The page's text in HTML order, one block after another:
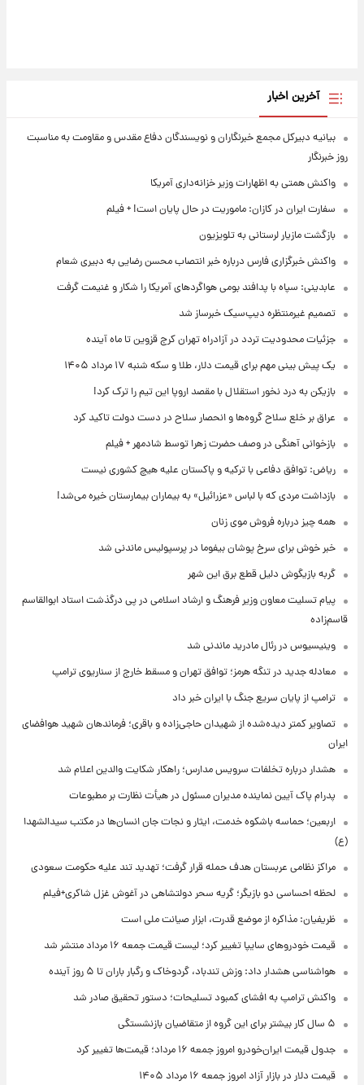
آخرین اخبار
بیانیه دبیرکل مجمع خبرنگاران و نویسندگان دفاع مقدس و مقاومت به مناسبت
روز خبرنگار
واکنش همتی به اظهارات وزیر خزانه‌داری آمریکا
سفارت ایران در کازان: ماموریت در حال پایان است! + فیلم
بازگشت مازیار لرستانی به تلویزیون
واکنش خبرگزاری فارس درباره خبر انتصاب محسن رضایی به دبیری شعام
عابدینی: سپاه با پدافند بومی هواگردهای آمریکا را شکار و غنیمت گرفت
تصمیم غیرمنتظره دیپ‌سیک خبرساز شد
جزئیات محدودیت تردد در آزادراه تهران کرج قزوین تا ماه آینده
یک پیش ‌بینی مهم برای قیمت دلار، طلا و سکه شنبه ۱۷ مرداد ۱۴۰۵
بازیکن به درد نخور استقلال با مقصد اروپا این تیم را ترک کرد!
عراق بر خلع سلاح گروه‌ها و انحصار سلاح در دست دولت تاکید کرد
بازخوانی آهنگی در وصف حضرت زهرا توسط شادمهر + فیلم
ریاض: توافق دفاعی با ترکیه و پاکستان علیه هیچ کشوری نیست
بازداشت مردی که با لباس «عزرائیل» به بیماران بیمارستان خیره می‌شد!
همه چیز درباره فروش موی زنان
خبر خوش برای سرخ پوشان بیفوما در پرسپولیس ماندنی شد
گربه بازیگوش دلیل قطع برق این شهر
پیام تسلیت معاون وزیر فرهنگ و ارشاد اسلامی در پی درگذشت استاد ابوالقاسم
قاسم‌زاده
وینیسیوس در رئال مادرید ماندنی شد
معادله جدید در تنگه هرمز؛ توافق تهران و مسقط خارج از سناریوی ترامپ
ترامپ از پایان سریع جنگ با ایران خبر داد
تصاویر کمتر دیده‌شده از شهیدان حاجی‌زاده و باقری؛ فرماندهان شهید هوافضای
ایران
هشدار درباره تخلفات سرویس مدارس؛ راهکار شکایت والدین اعلام شد
پدرام پاک آیین نماینده مدیران مسئول در هیأت نظارت بر مطبوعات
اربعین؛ حماسه باشکوه خدمت، ایثار و نجات جان انسان‌ها در مکتب سیدالشهدا
(ع)
مراکز نظامی عربستان هدف حمله قرار گرفت؛ تهدید تند علیه حکومت سعودی
لحظه احساسی دو بازیگر؛ گریه سحر دولتشاهی در آغوش غزل شاکری+فیلم
ظریفیان: مذاکره از موضع قدرت، ابزار صیانت ملی است
قیمت خودروهای سایپا تغییر کرد؛ لیست قیمت جمعه ۱۶ مرداد منتشر شد
هواشناسی هشدار داد: وزش تندباد، گردوخاک و رگبار باران تا ۵ روز آینده
واکنش ترامپ به افشای کمبود تسلیحات؛ دستور تحقیق صادر شد
۵ سال کار بیشتر برای این گروه از متقاضیان بازنشستگی
جدول قیمت ایران‌خودرو امروز جمعه ۱۶ مرداد؛ قیمت‌ها تغییر کرد
قیمت دلار در بازار آزاد امروز جمعه ۱۶ مرداد ۱۴۰۵